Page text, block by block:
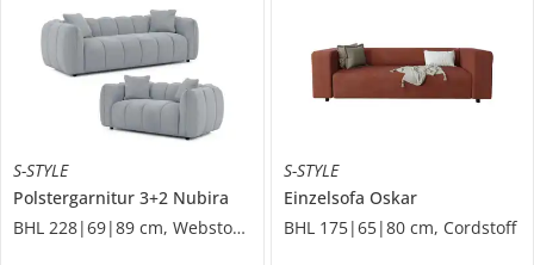
S-STYLE
Polstergarnitur 3+2 Nubira
BHL 228|69|89 cm, Webstoff grob
S-STYLE
Einzelsofa Oskar
BHL 175|65|80 cm, Cordstoff